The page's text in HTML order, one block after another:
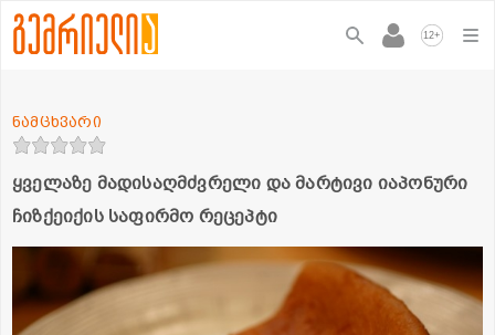
12+
ყველაზე მადისაღმძვრელი და მარტივი იაპონური
ჩიზქეიქის საფირმო რეცეპტი
ნამცხვარი